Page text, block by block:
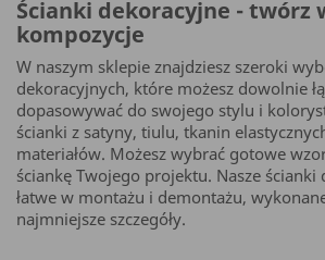
Ścianki dekoracyjne - twórz
kompozycje
W naszym sklepie znajdziesz szeroki
dekoracyjnych, które możesz dowolnie
dopasowywać do swojego stylu i
ścianki z satyny, tiulu, tkanin
materiałów. Możesz wybrać gotowe
ściankę Twojego projektu. Nasze ścianki
łatwe w montażu i demontażu,
najmniejsze szczegóły.